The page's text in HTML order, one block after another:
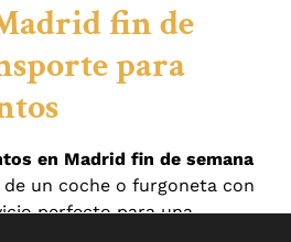
fin de
para
en Madrid fin de semana
un coche o furgoneta con
perfecto para una